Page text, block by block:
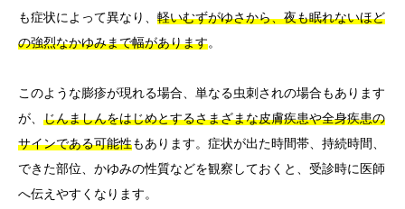
も症状によって異なり、 軽いむずがゆさから、夜も眠れないほど
の強烈なかゆみまで幅があります。
このような膨疹が現れる場合、単なる虫刺されの場合もあります
が、 じんましんをはじめとするさまざまな皮膚疾患や全身疾患の
サインである可能性もあります。症状が出た時間帯、持続時間、
できた部位、かゆみの性質などを観察しておくと、受診時に医師
へ伝えやすくなります。